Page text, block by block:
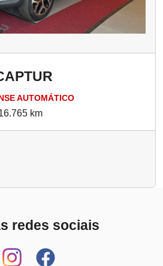
AUTOMÁTICO
km
redes sociais